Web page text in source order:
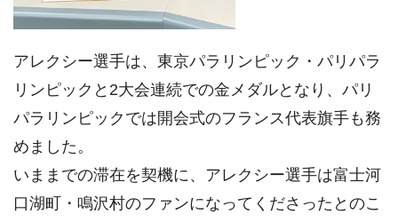
アレクシー選手は、東京パラリンピック・パリパラ
リンピックと2大会連続での金メダルとなり、パリ
パラリンピックでは開会式のフランス代表旗手も務
めました。
いままでの滞在を契機に、アレクシー選手は富士河
口湖町・鳴沢村のファンになってくださったとのこ